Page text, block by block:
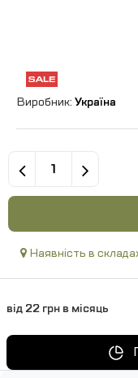
Виробник: Україна
Наявність в
від 22 грн в місяць